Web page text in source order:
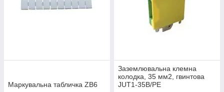
Маркувальна табличка ZB6
Заземлювальна клемна
колодка, 35 мм2, гвинтова
JUT1-35B/PE